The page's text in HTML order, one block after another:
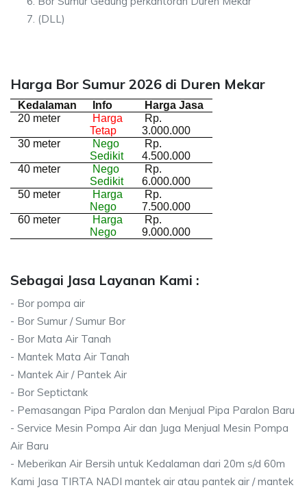
(DLL)
Harga Bor Sumur 2026 di Duren Mekar
Kedalaman Info
Harga Jasa
20 meter
Harga
Tetap
Rp.
3.000.000
30 meter
Nego
Sedikit
Rp.
4.500.000
40 meter
Nego
Sedikit
Rp.
6.000.000
50 meter
Harga
Nego
Rp.
7.500.000
60 meter
Harga
Nego
Rp.
9.000.000
Sebagai Jasa Layanan Kami :
- Bor pompa air
- Bor Sumur / Sumur Bor
- Bor Mata Air Tanah
- Mantek Mata Air Tanah
- Mantek Air / Pantek Air
- Bor Septictank
- Pemasangan Pipa Paralon dan Menjual Pipa Paralon Baru
- Service Mesin Pompa Air dan Juga Menjual Mesin Pompa
Air Baru
- Meberikan Air Bersih untuk Kedalaman dari 20m s/d 60m
Kami Jasa TIRTA NADI mantek air atau pantek air / mantek